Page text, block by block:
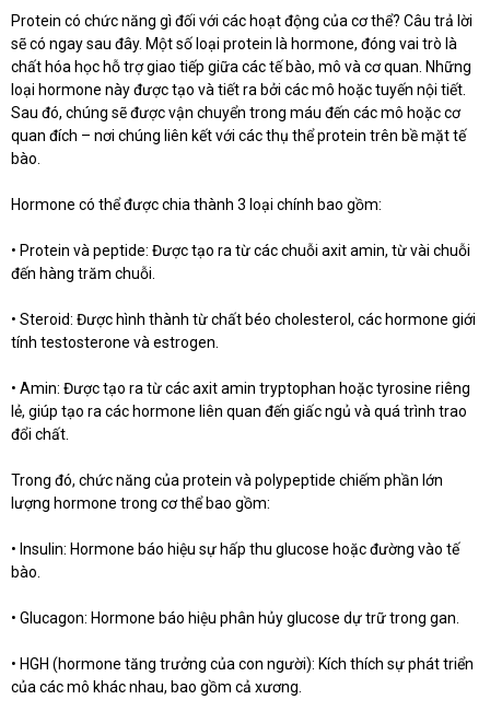
Protein có chức năng gì đối với các hoạt động của cơ thể? Câu trả lời
sẽ có ngay sau đây. Một số loại protein là hormone, đóng vai trò là
chất hóa học hỗ trợ giao tiếp giữa các tế bào, mô và cơ quan. Những
loại hormone này được tạo và tiết ra bởi các mô hoặc tuyến nội tiết.
Sau đó, chúng sẽ được vận chuyển trong máu đến các mô hoặc cơ
quan đích – nơi chúng liên kết với các thụ thể protein trên bề mặt tế
bào.
Hormone có thể được chia thành 3 loại chính bao gồm:
• Protein và peptide: Được tạo ra từ các chuỗi axit amin, từ vài chuỗi
đến hàng trăm chuỗi.
• Steroid: Được hình thành từ chất béo cholesterol, các hormone giới
tính testosterone và estrogen.
• Amin: Được tạo ra từ các axit amin tryptophan hoặc tyrosine riêng
lẻ, giúp tạo ra các hormone liên quan đến giấc ngủ và quá trình trao
đổi chất.
Trong đó, chức năng của protein và polypeptide chiếm phần lớn
lượng hormone trong cơ thể bao gồm:
• Insulin: Hormone báo hiệu sự hấp thu glucose hoặc đường vào tế
bào.
• Glucagon: Hormone báo hiệu phân hủy glucose dự trữ trong gan.
• HGH (hormone tăng trưởng của con người): Kích thích sự phát triển
của các mô khác nhau, bao gồm cả xương.